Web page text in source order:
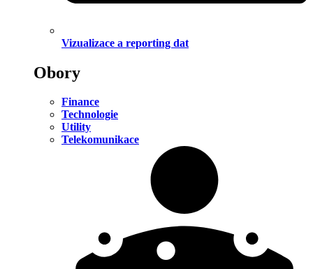
Vizualizace a reporting dat
Obory
Finance
Technologie
Utility
Telekomunikace